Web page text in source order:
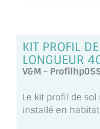
MIROIR VIEILLI
MIROIR
LOTS DE
MIROIR POUR
KIT PROFIL
LONGUEUR
V&M -
Le kit profil de
installé en